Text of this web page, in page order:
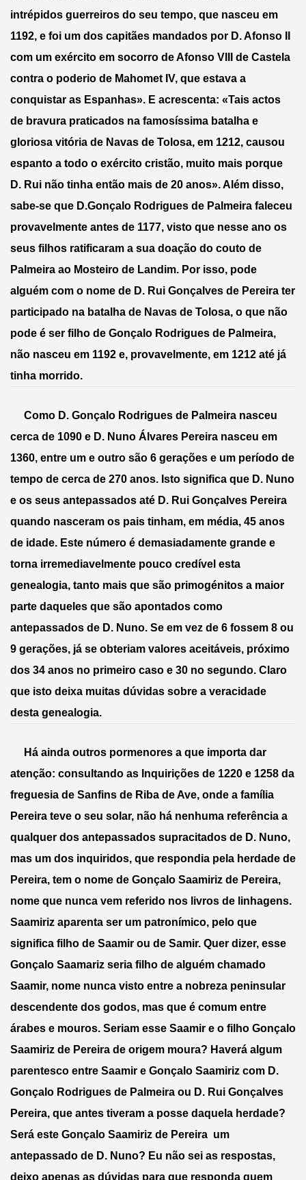
intrépidos guerreiros do seu tempo, que nasceu em
1192, e foi um dos capitães mandados por D. Afonso II
com um exército em socorro de Afonso VIII de Castela
contra o poderio de Mahomet IV, que estava a
conquistar as Espanhas». E acrescenta: «Tais actos
de bravura praticados na famosíssima batalha e
gloriosa vitória de Navas de Tolosa, em 1212, causou
espanto a todo o exército cristão, muito mais porque
D. Rui não tinha então mais de 20 anos». Além disso,
sabe-se que D.Gonçalo Rodrigues de Palmeira faleceu
provavelmente antes de 1177, visto que nesse ano os
seus filhos ratificaram a sua doação do couto de
Palmeira ao Mosteiro de Landim. Por isso, pode
alguém com o nome de D. Rui Gonçalves de Pereira ter
participado na batalha de Navas de Tolosa, o que não
pode é ser filho de Gonçalo Rodrigues de Palmeira,
não nasceu em 1192 e, provavelmente, em 1212 até já
tinha morrido.
Como D. Gonçalo Rodrigues de Palmeira nasceu
cerca de 1090 e D. Nuno Álvares Pereira nasceu em
1360, entre um e outro são 6 gerações e um período de
tempo de cerca de 270 anos. Isto significa que D. Nuno
e os seus antepassados até D. Rui Gonçalves Pereira
quando nasceram os pais tinham, em média, 45 anos
de idade. Este número é demasiadamente grande e
torna irremediavelmente pouco credível esta
genealogia, tanto mais que são primogénitos a maior
parte daqueles que são apontados como
antepassados de D. Nuno. Se em vez de 6 fossem 8 ou
9 gerações, já se obteriam valores aceitáveis, próximo
dos 34 anos no primeiro caso e 30 no segundo. Claro
que isto deixa muitas dúvidas sobre a veracidade
desta genealogia.
Há ainda outros pormenores a que importa dar
atenção: consultando as Inquirições de 1220 e 1258 da
freguesia de Sanfins de Riba de Ave, onde a família
Pereira teve o seu solar, não há nenhuma referência a
qualquer dos antepassados supracitados de D. Nuno,
mas um dos inquiridos, que respondia pela herdade de
Pereira, tem o nome de Gonçalo Saamiriz de Pereira,
nome que nunca vem referido nos livros de linhagens.
Saamiriz aparenta ser um patronímico, pelo que
significa filho de Saamir ou de Samir. Quer dizer, esse
Gonçalo Saamariz seria filho de alguém chamado
Saamir, nome nunca visto entre a nobreza peninsular
descendente dos godos, mas que é comum entre
árabes e mouros. Seriam esse Saamir e o filho Gonçalo
Saamiriz de Pereira de origem moura? Haverá algum
parentesco entre Saamir e Gonçalo Saamiriz com D.
Gonçalo Rodrigues de Palmeira ou D. Rui Gonçalves
Pereira, que antes tiveram a posse daquela herdade?
Será este Gonçalo Saamiriz de Pereira  um
antepassado de D. Nuno? Eu não sei as respostas,
deixo apenas as dúvidas para que responda quem